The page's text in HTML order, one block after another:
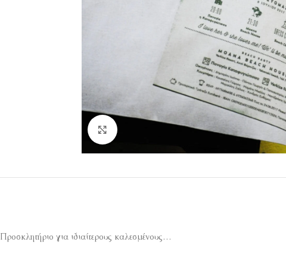
Κάντε κλικ για μεγέθυνση
Προσκλητήριο για ιδιαίτερους καλεσμένους…